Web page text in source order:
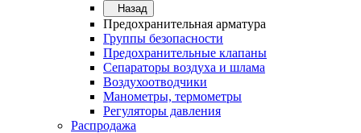
Назад
Предохранительная арматура
Группы безопасности
Предохранительные клапаны
Сепараторы воздуха и шлама
Воздухоотводчики
Манометры, термометры
Регуляторы давления
Распродажа